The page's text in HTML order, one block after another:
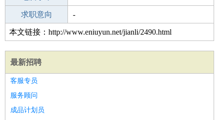
外语水平
求职意向 -
本文链接：http://www.eniuyun.net/jianli/2490.html
最新招聘
客服专员
服务顾问
成品计划员